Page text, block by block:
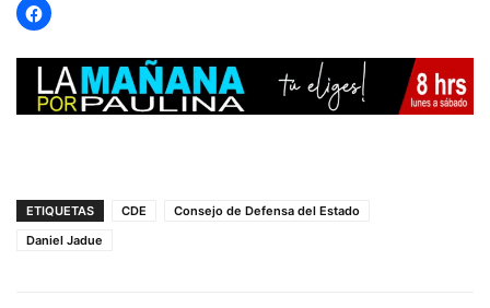
ETIQUETAS CDE
Consejo de Defensa del Estado
Daniel Jadue